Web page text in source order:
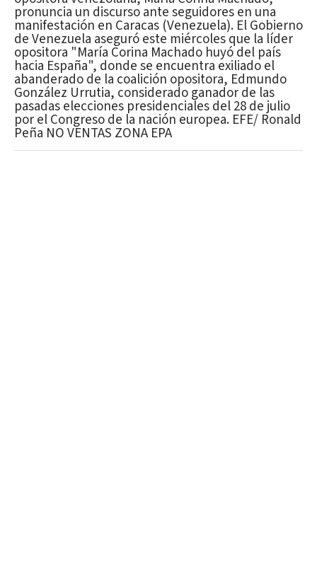
pronuncia un discurso ante seguidores en una
manifestación en Caracas (Venezuela). El Gobierno
de Venezuela aseguró este miércoles que la líder
opositora "María Corina Machado huyó del país
hacia España", donde se encuentra exiliado el
abanderado de la coalición opositora, Edmundo
González Urrutia, considerado ganador de las
pasadas elecciones presidenciales del 28 de julio
por el Congreso de la nación europea. EFE/ Ronald
Peña NO VENTAS ZONA EPA